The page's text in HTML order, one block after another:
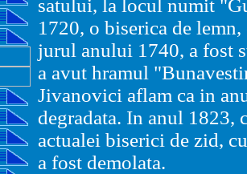
satului, la locul numit
1720, o biserica de
jurul anului 1740, a fost
a avut hramul
Jivanovici aflam ca in
degradata. In anul 1823,
actualei biserici de zid,
a fost demolata.